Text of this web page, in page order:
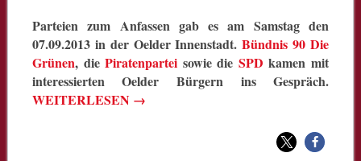
Parteien zum Anfassen gab es am Samstag den
07.09.2013 in der Oelder Innenstadt.Bündnis 90 Die
Grünen, diePiratenpartei sowie die SPD kamen mit
interessierten Oelder Bürgern ins Gespräch.
WEITERLESEN →